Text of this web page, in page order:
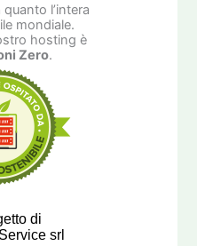
l’intera
mondiale.
hosting è
Zero.
di
srl